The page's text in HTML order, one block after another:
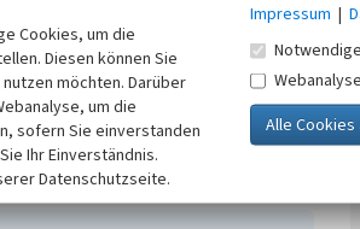
Quellensammlung.
Tagen. Daun (2. erweiterte
Cookies, um die
Diesen können Sie
möchten. Darüber
um die
sofern Sie einverstanden
Ihr Einverständnis.
Datenschutzseite.
Impressum |
Webanalyse